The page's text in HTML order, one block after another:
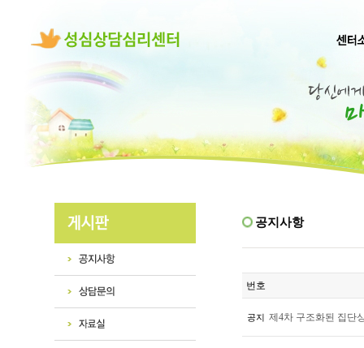
공지사항
번호
공지 제4차 구조화된 집단